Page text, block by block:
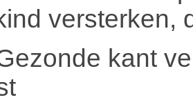
versterken,
kant